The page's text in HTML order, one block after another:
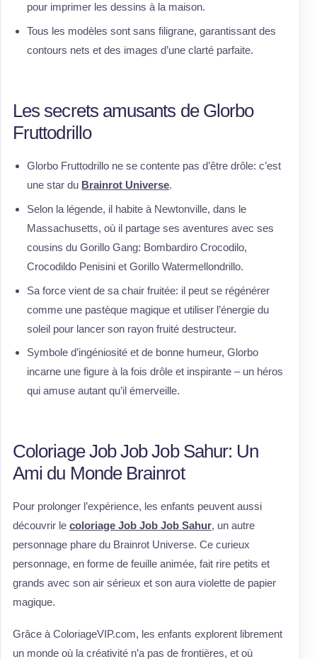
pour imprimer les dessins à la maison.
Tous les modèles sont sans filigrane, garantissant des
contours nets et des images d’une clarté parfaite.
Les secrets amusants de Glorbo
Fruttodrillo
Glorbo Fruttodrillo ne se contente pas d’être drôle: c’est
une star du Brainrot Universe.
Selon la légende, il habite à Newtonville, dans le
Massachusetts, où il partage ses aventures avec ses
cousins du Gorillo Gang: Bombardiro Crocodilo,
Crocodildo Penisini et Gorillo Watermellondrillo.
Sa force vient de sa chair fruitée: il peut se régénérer
comme une pastèque magique et utiliser l’énergie du
soleil pour lancer son rayon fruité destructeur.
Symbole d’ingéniosité et de bonne humeur, Glorbo
incarne une figure à la fois drôle et inspirante – un héros
qui amuse autant qu’il émerveille.
Coloriage Job Job Job Sahur: Un
Ami du Monde Brainrot
Pour prolonger l’expérience, les enfants peuvent aussi
découvrir le coloriage Job Job Job Sahur, un autre
personnage phare du Brainrot Universe. Ce curieux
personnage, en forme de feuille animée, fait rire petits et
grands avec son air sérieux et son aura violette de papier
magique.
Grâce à ColoriageVIP.com, les enfants explorent librement
un monde où la créativité n’a pas de frontières, et où